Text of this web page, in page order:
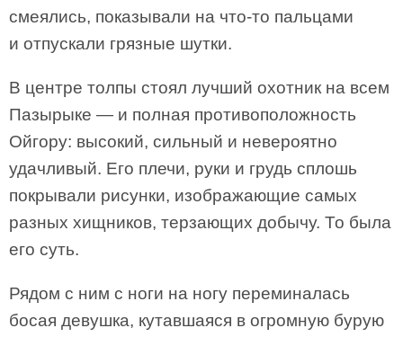
смеялись, показывали на что-то пальцами
и отпускали грязные шутки.
В центре толпы стоял лучший охотник на всем
Пазырыке — и полная противоположность
Ойгору: высокий, сильный и невероятно
удачливый. Его плечи, руки и грудь сплошь
покрывали рисунки, изображающие самых
разных хищников, терзающих добычу. То была
его суть.
Рядом с ним с ноги на ногу переминалась
босая девушка, кутавшаяся в огромную бурую